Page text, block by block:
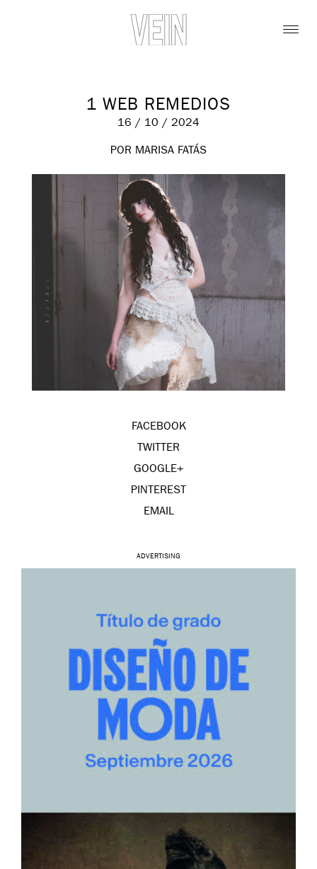
1 WEB REMEDIOS
16 / 10 / 2024
POR MARISA FATÁS
FACEBOOK
TWITTER
GOOGLE+
PINTEREST
EMAIL
ADVERTISING